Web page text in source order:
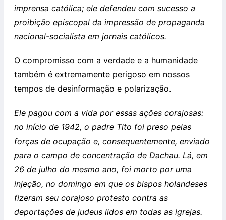
imprensa católica; ele defendeu com sucesso a
proibição episcopal da impressão de propaganda
nacional-socialista em jornais católicos.
O compromisso com a verdade e a humanidade
também é extremamente perigoso em nossos
tempos de desinformação e polarização.
Ele pagou com a vida por essas ações corajosas:
no início de 1942, o padre Tito foi preso pelas
forças de ocupação e, consequentemente, enviado
para o campo de concentração de Dachau. Lá, em
26 de julho do mesmo ano, foi morto por uma
injeção, no domingo em que os bispos holandeses
fizeram seu corajoso protesto contra as
deportações de judeus lidos em todas as igrejas.